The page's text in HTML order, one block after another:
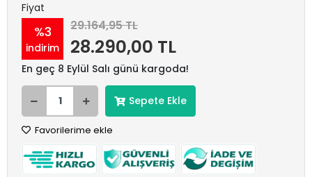
Fiyat
%3
indirim
29.164,95 TL
28.290,00 TL
En geç 8 Eylül Salı günü kargoda!
Sepete Ekle
Favorilerime ekle